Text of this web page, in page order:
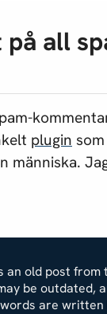
all
plugin
an old post from
be outdated,
are written